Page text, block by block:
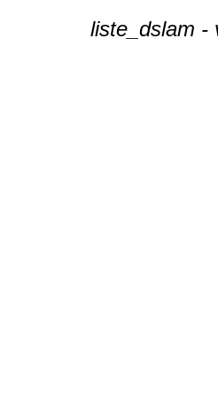
liste_dslam -